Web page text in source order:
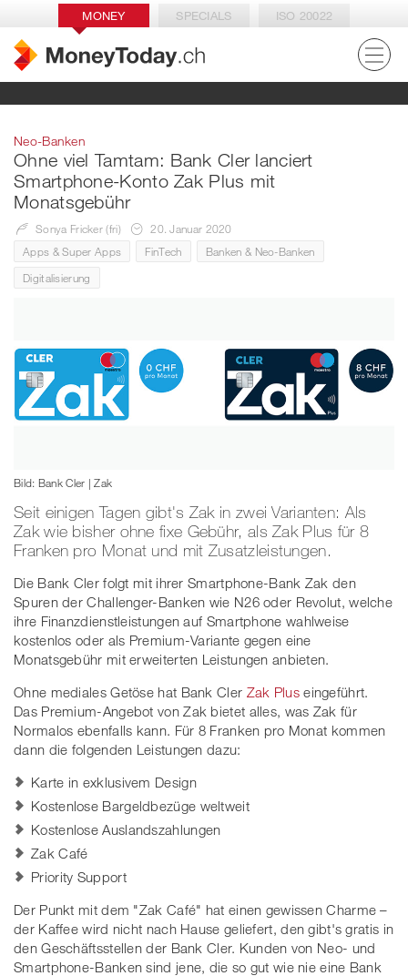
MONEY SPECIALS ISO 20022
Neo-Banken
Ohne viel Tamtam: Bank Cler lanciert
Smartphone-Konto Zak Plus mit
Monatsgebühr
Sonya Fricker (fri)
20. Januar 2020
Apps & Super Apps
FinTech
Banken & Neo-Banken
Digitalisierung
Bild: Bank Cler | Zak
Seit einigen Tagen gibt's Zak in zwei Varianten: Als
Zak wie bisher ohne fixe Gebühr, als Zak Plus für 8
Franken pro Monat und mit Zusatzleistungen.
Die Bank Cler folgt mit ihrer Smartphone-Bank Zak den
Spuren der Challenger-Banken wie N26 oder Revolut, welche
ihre Finanzdienstleistungen auf Smartphone wahlweise
kostenlos oder als Premium-Variante gegen eine
Monatsgebühr mit erweiterten Leistungen anbieten.
Ohne mediales Getöse hat Bank Cler Zak Pluseingeführt.
Das Premium-Angebot von Zak bietet alles, was Zak für
Normalos ebenfalls kann. Für 8 Franken pro Monat kommen
dann die folgenden Leistungen dazu:
Karte in exklusivem Design
Kostenlose Bargeldbezüge weltweit
Kostenlose Auslandszahlungen
Zak Café
Priority Support
Der Punkt mit dem "Zak Café" hat einen gewissen Charme –
der Kaffee wird nicht nach Hause geliefert, den gibt's gratis in
den Geschäftsstellen der Bank Cler. Kunden von Neo- und
Smartphone-Banken sind jene, die so gut wie nie eine Bank